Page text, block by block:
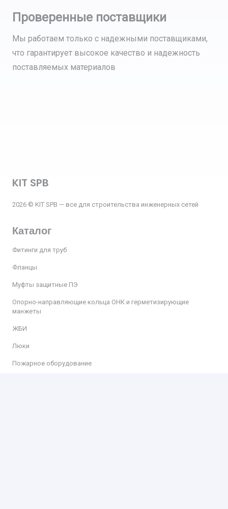
Проверенные поставщики
Мы работаем только с надежными поставщиками,
что гарантирует высокое качество и надежность
поставляемых материалов
KIT SPB
2026 © KIT SPB — все для строительства инженерных сетей
Каталог
Фитинги для труб
Фланцы
Муфты защитные ПЭ
Опорно-направляющие кольца ОНК и герметизирующие
манжеты
ЖБИ
Люки
Пожарное оборудование